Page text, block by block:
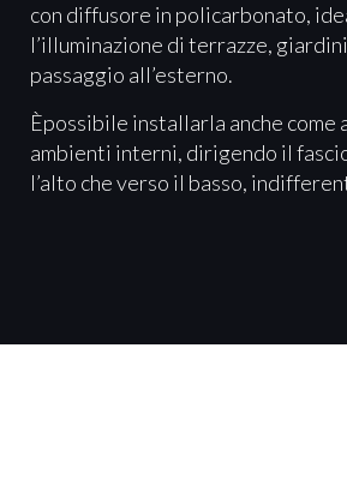
con diffusore in policarbonato,
l’illuminazione di terrazze,
passaggio all’esterno.
Èpossibile installarla anche come
ambienti interni, dirigendo il
l’alto che verso il basso,